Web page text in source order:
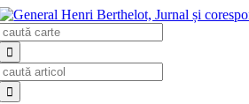
Skip
to
content